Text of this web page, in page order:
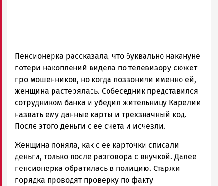
Пенсионерка рассказала, что буквально накануне
потери накоплений видела по телевизору сюжет
про мошенников, но когда позвонили именно ей,
женщина растерялась. Собеседник представился
сотрудником банка и убедил жительницу Карелии
назвать ему данные карты и трехзначный код.
После этого деньги с ее счета и исчезли.
Женщина поняла, как с ее карточки списали
деньги, только после разговора с внучкой. Далее
пенсионерка обратилась в полицию. Старжи
порядка проводят проверку по факту